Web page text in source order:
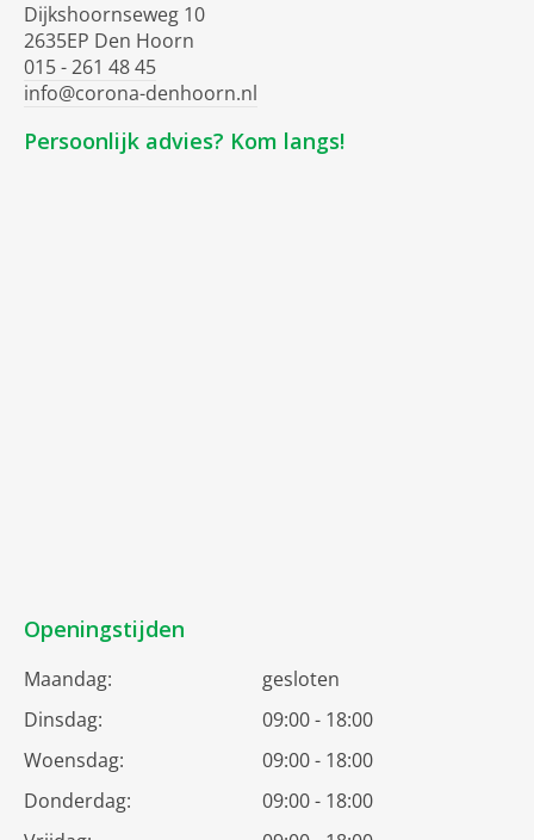
Dijkshoornseweg 10
2635EP Den Hoorn
015 - 261 48 45
info@corona-denhoorn.nl
Persoonlijk advies? Kom langs!
Openingstijden
Maandag:
gesloten
Dinsdag:
09:00 - 18:00
Woensdag:
09:00 - 18:00
Donderdag:
09:00 - 18:00